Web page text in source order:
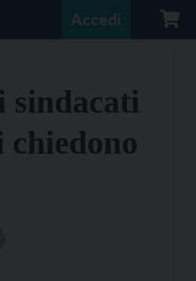
Accedi
sindacati
chiedono